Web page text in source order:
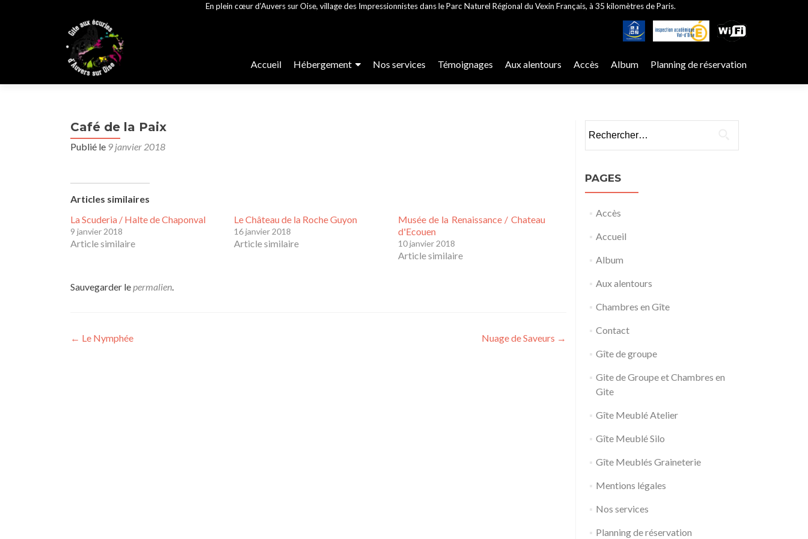
En plein cœur d’Auvers sur Oise, village des Impressionnistes dans le Parc Naturel Régional du Vexin Français, à 35 kilomètres de Paris.
au
Accueil Hébergement Nos services Témoignages Aux alentours Accès Album Planning de réservation
Café de la Paix
Publié le 9 janvier 2018
Articles similaires
La Scuderia / Halte de Chaponval
9 janvier 2018
Article similaire
Le Château de la Roche Guyon
16 janvier 2018
Article similaire
Musée de la Renaissance / Chateau
d'Ecouen
10 janvier 2018
Article similaire
Sauvegarder lepermalien.
Navigation
← Le Nymphée Nuage de Saveurs →
PAGES
Accès
Accueil
Album
Aux alentours
Chambres en Gîte
Contact
Gîte de groupe
Gite de Groupe et Chambres en
Gite
Gîte Meublé Atelier
Gîte Meublé Silo
Gîte Meublés Graineterie
Mentions légales
Nos services
Planning de réservation